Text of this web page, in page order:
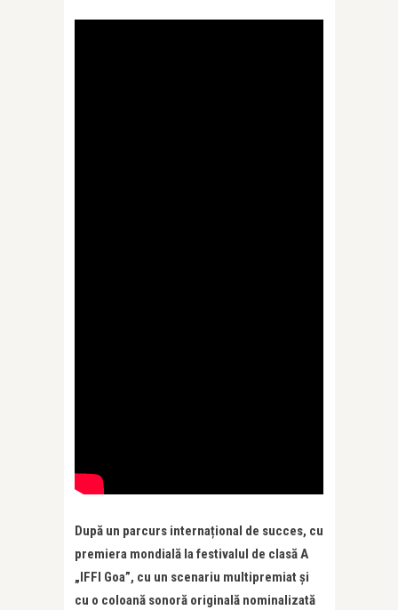
După un parcurs internațional de succes, cu
premiera mondială la festivalul de clasă A
„IFFI Goa”, cu un scenariu multipremiat și
cu o coloană sonoră originală nominalizată